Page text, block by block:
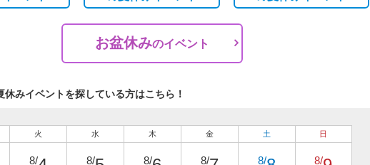
お盆休みのイベント
みイベントを探している方はこちら！
火
8/
水
8/
木
8/
金
8/
土
8/
日
8/